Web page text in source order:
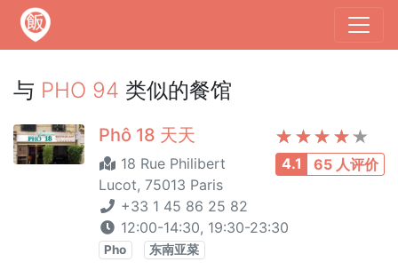
与 PHO 94 类似的餐馆
4.1 65 人评价
Phô 18 天天
18 Rue Philibert
Lucot, 75013 Paris
+33 1 45 86 25 82
12:00-14:30, 19:30-23:30
Pho 东南亚菜